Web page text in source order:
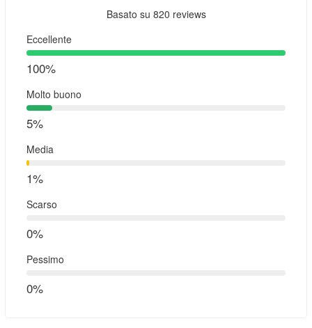
Basato su 820 reviews
Eccellente
100%
Molto buono
5%
Media
1%
Scarso
0%
Pessimo
0%